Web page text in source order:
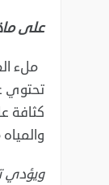
على
ملء
تحتوي
كثافة
ويؤدي